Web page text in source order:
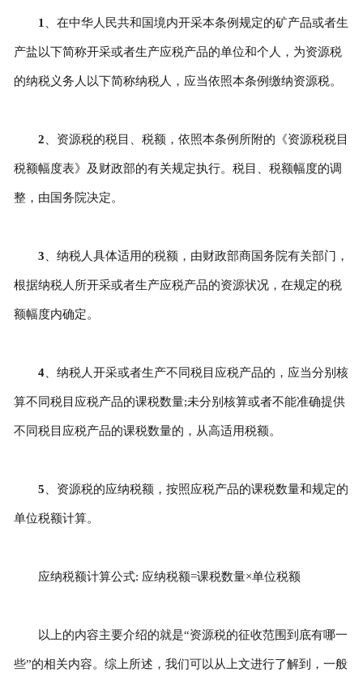
1 、在中华人民共和国境内开采本条例规定的矿产品或者生
产盐以下简称开采或者生产应税产品的单位和个人，为资源税
的纳税义务人以下简称纳税人，应当依照本条例缴纳资源税。
2 、资源税的税目、税额，依照本条例所附的《资源税税目
税额幅度表》及财政部的有关规定执行。税目、税额幅度的调
整，由国务院决定。
3 、纳税人具体适用的税额，由财政部商国务院有关部门，
根据纳税人所开采或者生产应税产品的资源状况，在规定的税
额幅度内确定。
4、纳税人开采或者生产不同税目应税产品的，应当分别核
算不同税目应税产品的课税数量;未分别核算或者不能准确提供
不同税目应税产品的课税数量的，从高适用税额。
5 、资源税的应纳税额，按照应税产品的课税数量和规定的
单位税额计算。
应纳税额计算公式: 应纳税额=课税数量×单位税额
以上的内容主要介绍的就是“资源税的征收范围到底有哪一
些”的相关内容。综上所述，我们可以从上文进行了解到，一般